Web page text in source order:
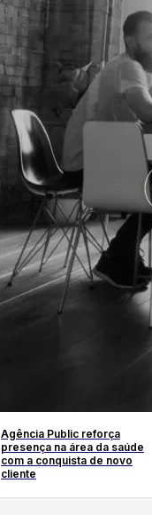
Agência Public reforça
presença na área da saúde
com a conquista de novo
cliente